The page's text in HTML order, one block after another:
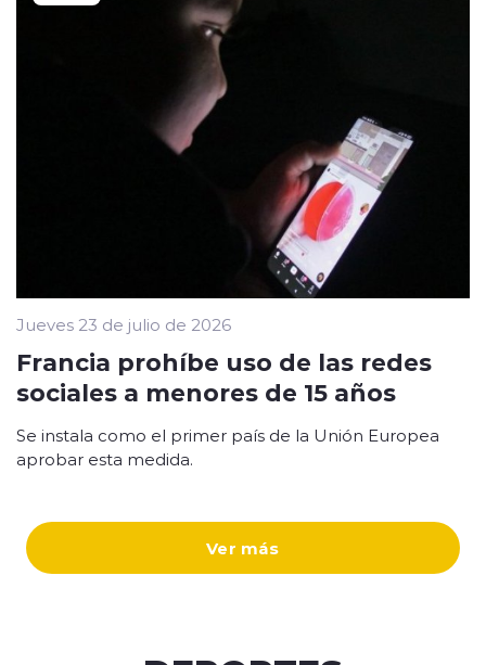
Ver más
Jueves 23 de julio de 2026
Francia prohíbe uso de las redes
sociales a menores de 15 años
Se instala como el primer país de la Unión Europea
aprobar esta medida.